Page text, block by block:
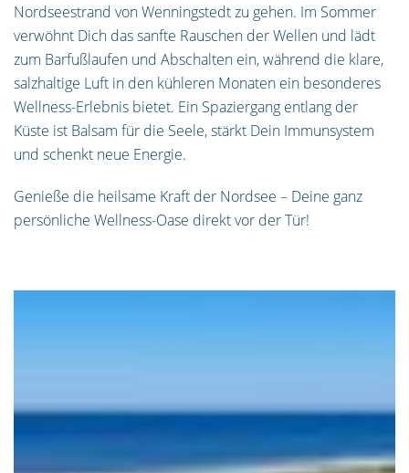
Nordseestrand von Wenningstedt zu gehen. Im Sommer
verwöhnt Dich das sanfte Rauschen der Wellen und lädt
zum Barfußlaufen und Abschalten ein, während die klare,
salzhaltige Luft in den kühleren Monaten ein besonderes
Wellness-Erlebnis bietet. Ein Spaziergang entlang der
Küste ist Balsam für die Seele, stärkt Dein Immunsystem
und schenkt neue Energie.
Genieße die heilsame Kraft der Nordsee – Deine ganz
persönliche Wellness-Oase direkt vor der Tür!